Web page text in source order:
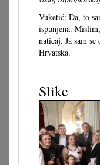
Vuketić: Da, to
ispunjena.
naticaj. Ja sam
Hrvatska.
Slike